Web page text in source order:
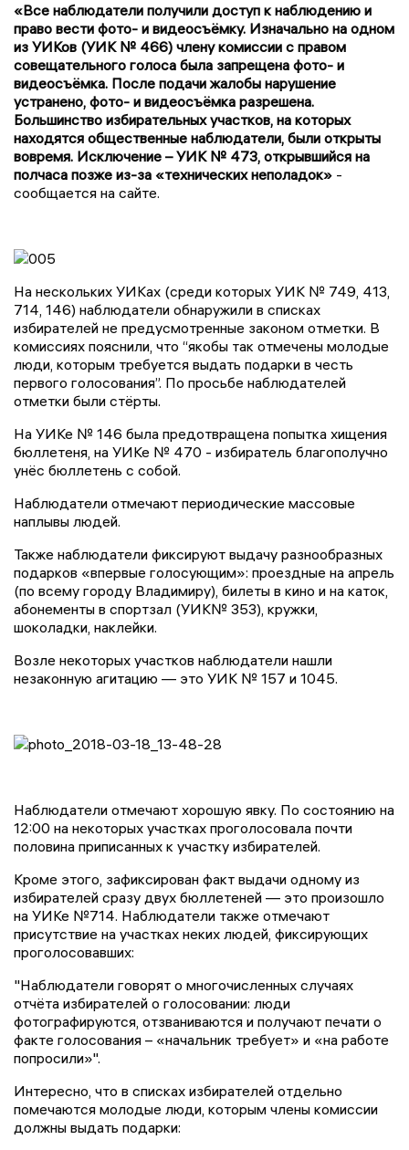
«Все наблюдатели получили доступ к наблюдению и
право вести фото- и видеосъёмку. Изначально на одном
из УИКов (УИК № 466) члену комиссии с правом
совещательного голоса была запрещена фото- и
видеосъёмка. После подачи жалобы нарушение
устранено, фото- и видеосъёмка разрешена.
Большинство избирательных участков, на которых
находятся общественные наблюдатели, были открыты
вовремя. Исключение – УИК № 473, открывшийся на
полчаса позже из-за «технических неполадок» -
сообщается на сайте.
На нескольких УИКах (среди которых УИК № 749, 413,
714, 146) наблюдатели обнаружили в списках
избирателей не предусмотренные законом отметки. В
комиссиях пояснили, что “якобы так отмечены молодые
люди, которым требуется выдать подарки в честь
первого голосования”. По просьбе наблюдателей
отметки были стёрты.
На УИКе № 146 была предотвращена попытка хищения
бюллетеня, на УИКе № 470 - избиратель благополучно
унёс бюллетень с собой.
Наблюдатели отмечают периодические массовые
наплывы людей.
Также наблюдатели фиксируют выдачу разнообразных
подарков «впервые голосующим»: проездные на апрель
(по всему городу Владимиру), билеты в кино и на каток,
абонементы в спортзал (УИК№ 353), кружки,
шоколадки, наклейки.
Возле некоторых участков наблюдатели нашли
незаконную агитацию — это УИК № 157 и 1045.
Наблюдатели отмечают хорошую явку. По состоянию на
12:00 на некоторых участках проголосовала почти
половина приписанных к участку избирателей.
Кроме этого, зафиксирован факт выдачи одному из
избирателей сразу двух бюллетеней — это произошло
на УИКе №714. Наблюдатели также отмечают
присутствие на участках неких людей, фиксирующих
проголосовавших:
"Наблюдатели говорят о многочисленных случаях
отчёта избирателей о голосовании: люди
фотографируются, отзваниваются и получают печати о
факте голосования – «начальник требует» и «на работе
попросили»".
Интересно, что в списках избирателей отдельно
помечаются молодые люди, которым члены комиссии
должны выдать подарки: